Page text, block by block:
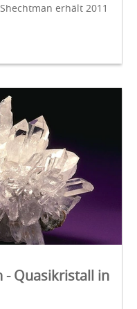
erhält 2011
- Quasikristall in